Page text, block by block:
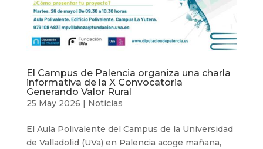
El Campus de Palencia organiza una charla
informativa de la X Convocatoria
Generando Valor Rural
25 May 2026 | Noticias
El Aula Polivalente del Campus de la Universidad
de Valladolid (UVa) en Palencia acoge mañana,